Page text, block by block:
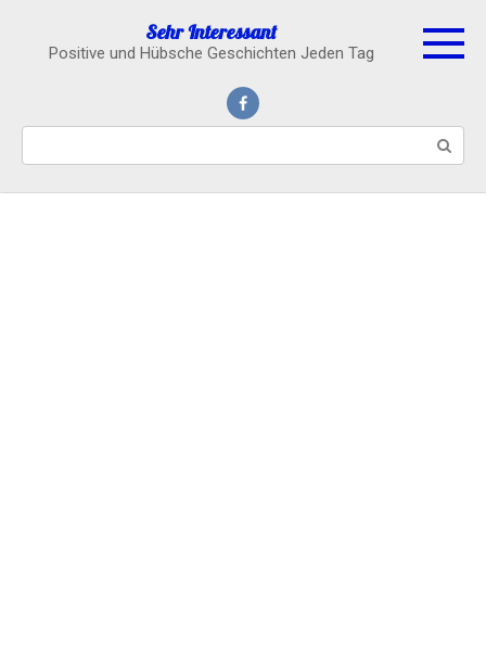
content
Sehr Interessant
Positive und Hübsche Geschichten Jeden Tag